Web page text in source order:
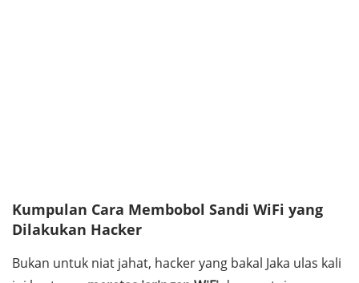
Kumpulan Cara Membobol Sandi WiFi yang
Dilakukan Hacker
Bukan untuk niat jahat, hackeryang bakal Jaka ulas kali